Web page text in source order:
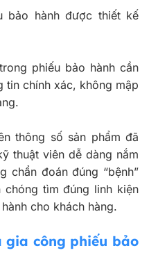
bảo hành được thiết kế
phiếu bảo hành cần
chính xác, không mập
thông số sản phẩm đã
thuật viên dễ dàng nắm
chẩn đoán đúng “bệnh”
chóng tìm đúng linh kiện
cho khách hàng.
gia công phiếu bảo